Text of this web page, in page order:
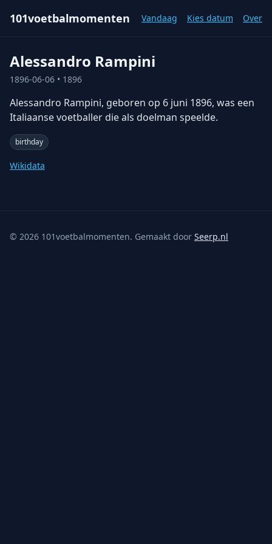
101voetbalmomenten Vandaag Kies datum Over
Alessandro Rampini
1896-06-06 • 1896
Alessandro Rampini, geboren op 6 juni 1896, was een
Italiaanse voetballer die als doelman speelde.
birthday
Wikidata
© 2026 101voetbalmomenten. Gemaakt door Seerp.nl